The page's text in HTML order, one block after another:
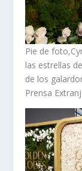
Pie de
las estrellas de
de los
Prensa